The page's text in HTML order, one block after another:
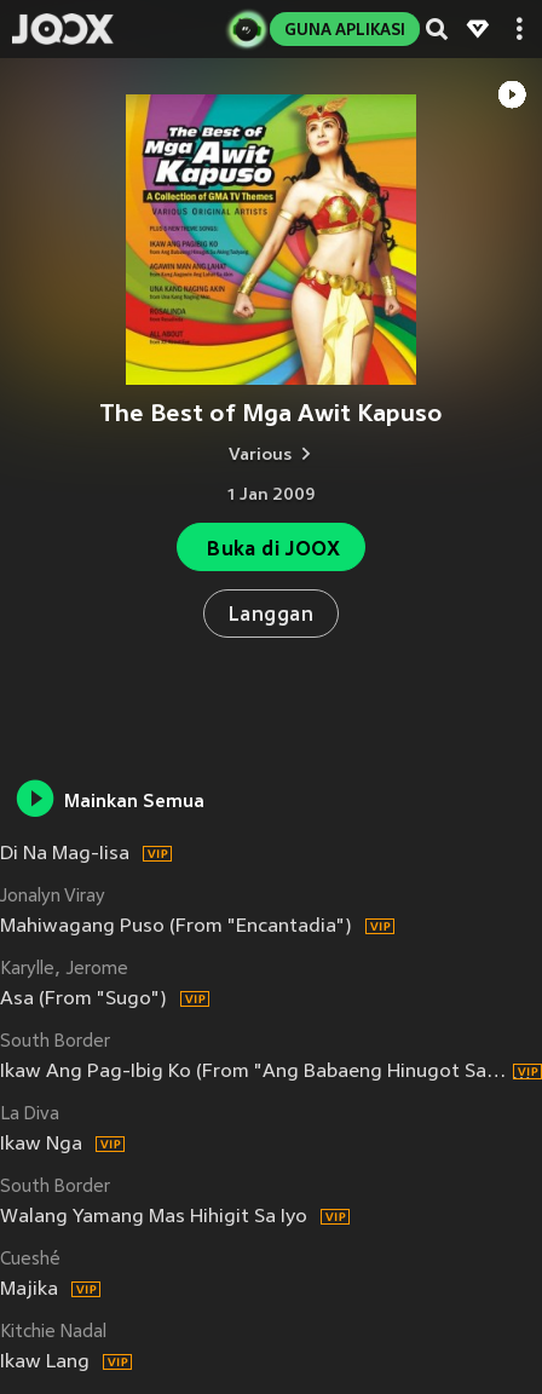
GUNA APLIKASI
The Best of Mga Awit Kapuso
Various
1 Jan 2009
Buka di JOOX
Langgan
Mainkan Semua
Di Na Mag-Iisa
Jonalyn Viray
Mahiwagang Puso (From "Encantadia")
Karylle Jerome
Asa (From "Sugo")
South Border
Ikaw Ang Pag-Ibig Ko (From "Ang Babaeng Hinugot Sa Aking Tadyang")
La Diva
Ikaw Nga
South Border
Walang Yamang Mas Hihigit Sa Iyo
Cueshé
Majika
Kitchie Nadal
Ikaw Lang